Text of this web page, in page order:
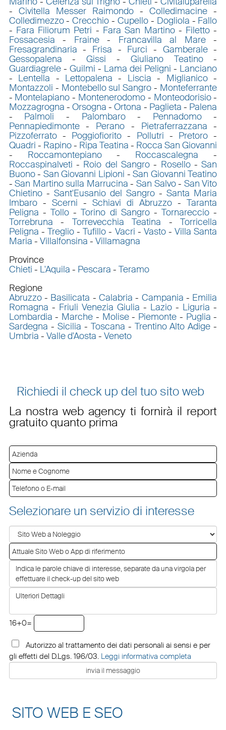
- Civitella Messer Raimondo -Colledimacine -
Colledimezzo-Crecchio - Cupello- Dogliola - Fallo
- Fara Filiorum Petri - Fara San Martino- Filetto -
Fossacesia - Fraine- Francavilla al Mare-
Fresagrandinaria - Frisa - Furci - Gamberale-
Gessopalena -Gissi - Giuliano Teatino-
Guardiagrele- Guilmi - Lama dei Peligni - Lanciano
- Lentella - Lettopalena - Liscia - Miglianico-
Montazzoli - Montebello sul Sangro - Monteferrante
- Montelapiano - Montenerodomo- Monteodorisio-
Mozzagrogna -Orsogna -Ortona - Paglieta - Palena
- Palmoli - Palombaro- Pennadomo-
Pennapiedimonte- Perano - Pietraferrazzana -
Pizzoferrato- Poggiofiorito - Pollutri - Pretoro -
Quadri - Rapino- Ripa Teatina - Rocca San Giovanni
- Roccamontepiano- Roccascalegna -
Roccaspinalveti - Roio del Sangro- Rosello-San
Buono- San Giovanni Lipioni -San Giovanni Teatino
-San Martino sulla Marrucina -San Salvo- San Vito
Chietino- Sant'Eusanio del Sangro -Santa Maria
Imbaro- Scerni - Schiavi di Abruzzo -Taranta
Peligna - Tollo-Torino di Sangro-Tornareccio -
Torrebruna - Torrevecchia Teatina -Torricella
Peligna - Treglio-Tufillo - Vacri - Vasto-Villa Santa
Maria - Villalfonsina - Villamagna
Province
Chieti - L'Aquila - Pescara - Teramo
Regione
Abruzzo- Basilicata - Calabria - Campania - Emilia
Romagna - Friuli Venezia Giulia - Lazio - Liguria -
Lombardia - Marche - Molise- Piemonte - Puglia -
Sardegna - Sicilia - Toscana - Trentino Alto Adige -
Umbria - Valle d'Aosta - Veneto
Richiedi il check up del tuo sito web
La nostra web agency ti fornirà il report
gratuito quanto prima
Selezionare un servizio di interesse
16+0=
Autorizzo al trattamento dei dati personali ai sensi e per
gli effetti del D.Lgs. 196/03. Leggi informativa completa
SITO WEB E SEO